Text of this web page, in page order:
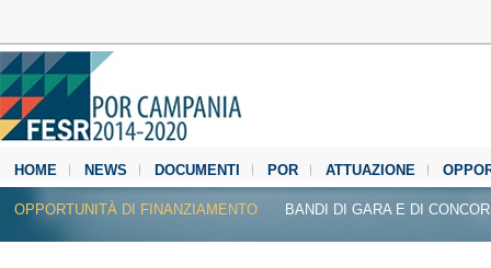
HOME NEWS DOCUMENTI POR ATTUAZIONE
MEDIA CENTER
OPPORTUNITÀ DI FINANZIAMENTO BANDI DI GARA E DI